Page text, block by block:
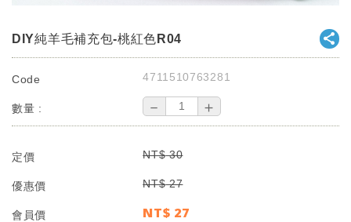
DIY純羊毛補充包-桃紅色R04
Code 4711510763281
數量 : － ＋
定價 NT$ 30
優惠價 NT$ 27
會員價 NT$ 27